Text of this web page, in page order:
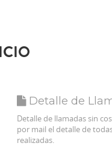
Detalle de
Detalle de llamadas sin
por mail el detalle de
realizadas.